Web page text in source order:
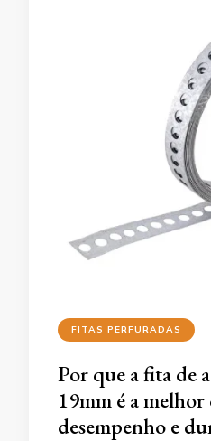
FITAS PERFURADAS
Por que a fita de
19mm é a
desempenho e